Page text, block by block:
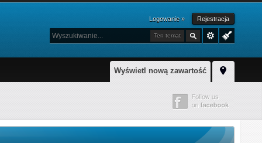
Logowanie » Rejestracja
Ten temat
Wyświetl nową zawartość